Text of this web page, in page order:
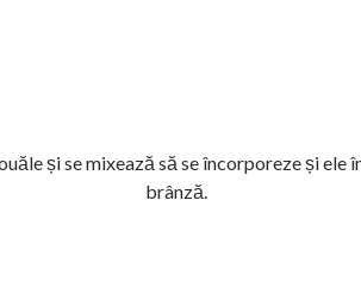
și se mixează să se încorporeze și ele
brânză.